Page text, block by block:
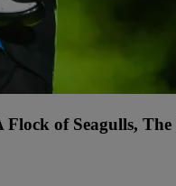
of Seagulls,